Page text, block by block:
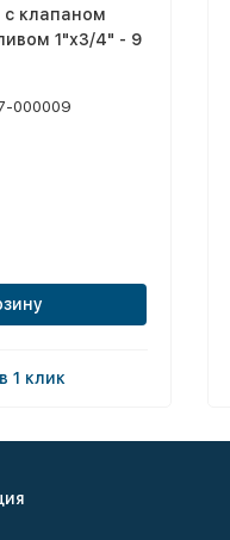
клапаном
1"х3/4" - 9
000009
1 клик